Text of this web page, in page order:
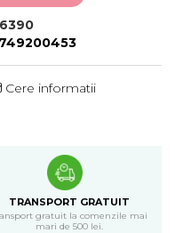
Cere informatii
TRANSPORT GRATUIT
gratuit la comenzile mai
mari de 500 lei.